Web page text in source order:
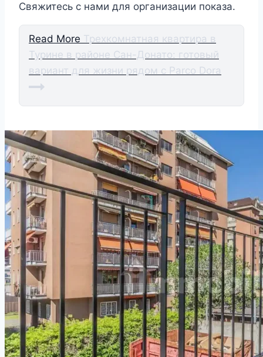
Свяжитесь с нами для организации показа.
Read More Трехкомнатная квартира в
Турине в районе Сан-Донато: готовый
вариант для жизни рядом с Parco Dora